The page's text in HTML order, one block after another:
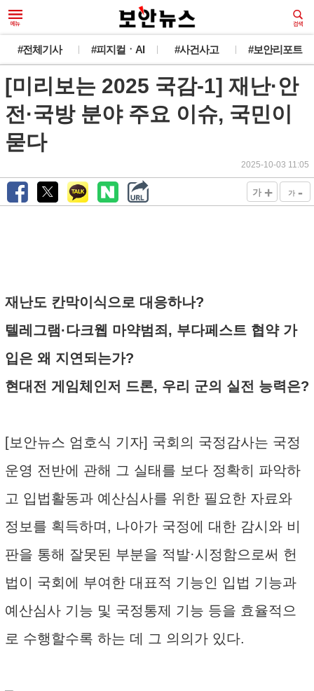
#전체기사 #피지컬ㆍAI #사건사고 #보안리포트
[미리보는 2025 국감-1] 재난·안
전·국방 분야 주요 이슈, 국민이
묻다
2025-10-03 11:05
가 + 가 -
재난도 칸막이식으로 대응하나?
텔레그램·다크웹 마약범죄, 부다페스트 협약 가
입은 왜 지연되는가?
현대전 게임체인저 드론, 우리 군의 실전 능력은?
[보안뉴스 엄호식 기자] 국회의 국정감사는 국정
운영 전반에 관해 그 실태를 보다 정확히 파악하
고 입법활동과 예산심사를 위한 필요한 자료와
정보를 획득하며, 나아가 국정에 대한 감시와 비
판을 통해 잘못된 부분을 적발·시정함으로써 헌
법이 국회에 부여한 대표적 기능인 입법 기능과
예산심사 기능 및 국정통제 기능 등을 효율적으
로 수행할수록 하는 데 그 의의가 있다.